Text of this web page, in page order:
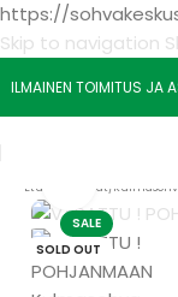
https://
Skip to navigation
ILMAINEN TOIMITUS JA
Etusivu Sohvat/
SALE
SOLD OUT
Watch